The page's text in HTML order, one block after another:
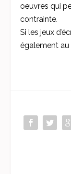
oeuvres qui
contrainte.
Si les jeux
également au